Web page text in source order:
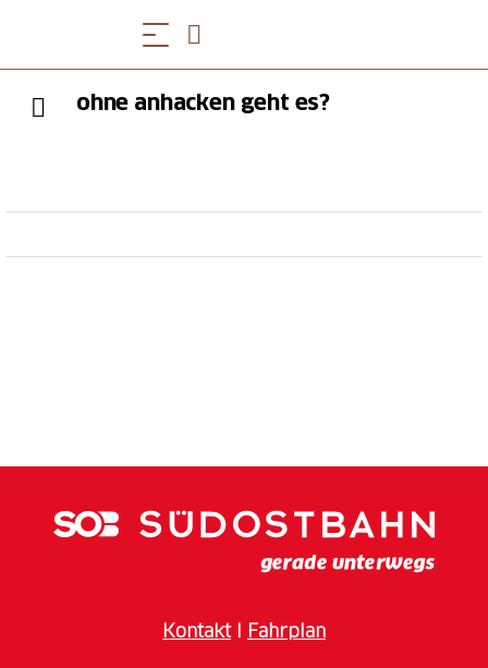
ohne anhacken geht es?
KontaktI Fahrplan